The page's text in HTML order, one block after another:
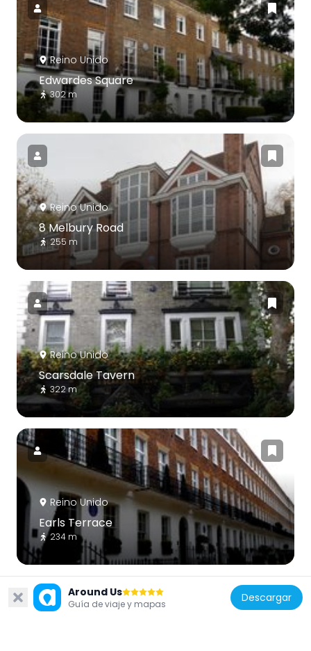
Reino Unido
Edwardes Square
302 m
Reino Unido
8 Melbury Road
255 m
Reino Unido
Scarsdale Tavern
322 m
Reino Unido
Earls Terrace
234 m
Around Us
Guía de viaje y mapas Descargar